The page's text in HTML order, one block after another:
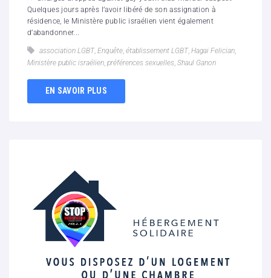
Quelques jours après l’avoir libéré de son assignation à
résidence, le Ministère public israélien vient également
d’abandonner...
association LGBT, Enquête établissement LGBT, Hagai Felician
Ministère public israélien préférences sexuelles Shaul Ganon
EN SAVOIR PLUS